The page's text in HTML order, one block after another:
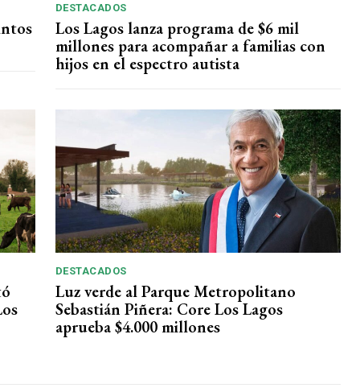
DESTACADOS
Los Lagos lanza programa de $6 mil
millones para acompañar a familias con
hijos en el espectro autista
DESTACADOS
Luz verde al Parque Metropolitano
Sebastián Piñera: Core Los Lagos
aprueba $4.000 millones